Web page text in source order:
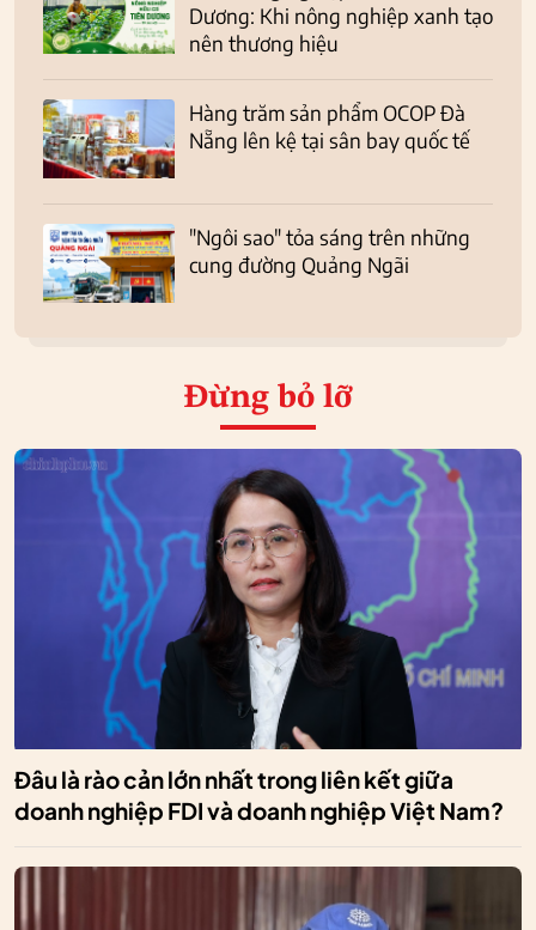
Dương: Khi nông nghiệp xanh tạo
nên thương hiệu
Hàng trăm sản phẩm OCOP Đà
Nẵng lên kệ tại sân bay quốc tế
"Ngôi sao" tỏa sáng trên những
cung đường Quảng Ngãi
Đừng bỏ lỡ
Đâu là rào cản lớn nhất trong liên kết giữa
doanh nghiệp FDI và doanh nghiệp Việt Nam?